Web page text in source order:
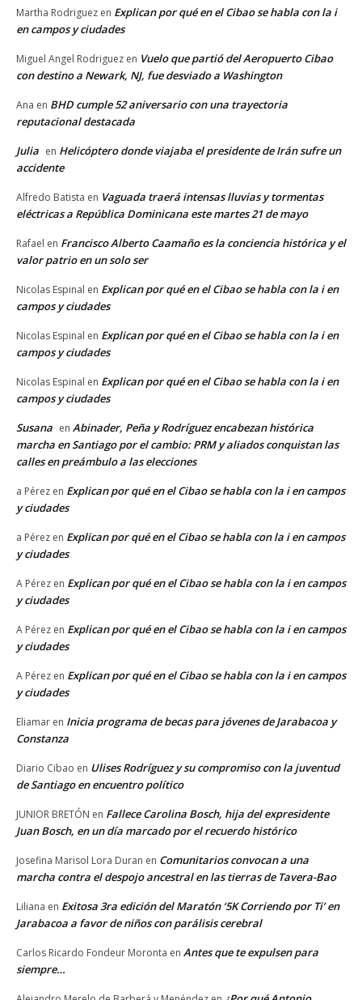
Martha Rodriguez en Explican por qué en el Cibao se habla con la i
en campos y ciudades
Miguel Angel Rodriguez en Vuelo que partió del Aeropuerto Cibao
con destino a Newark, NJ, fue desviado a Washington
Ana en BHD cumple 52 aniversario con una trayectoria
reputacional destacada
Julia en Helicóptero donde viajaba el presidente de Irán sufre un
accidente
Alfredo Batista en Vaguada traerá intensas lluvias y tormentas
eléctricas a República Dominicana este martes 21 de mayo
Rafael en Francisco Alberto Caamaño es la conciencia histórica y el
valor patrio en un solo ser
Nicolas Espinal en Explican por qué en el Cibao se habla con la i en
campos y ciudades
Nicolas Espinal en Explican por qué en el Cibao se habla con la i en
campos y ciudades
Nicolas Espinal en Explican por qué en el Cibao se habla con la i en
campos y ciudades
Susana en Abinader, Peña y Rodríguez encabezan histórica
marcha en Santiago por el cambio: PRM y aliados conquistan las
calles en preámbulo a las elecciones
a Pérez en Explican por qué en el Cibao se habla con la i en campos
y ciudades
a Pérez en Explican por qué en el Cibao se habla con la i en campos
y ciudades
A Pérez en Explican por qué en el Cibao se habla con la i en campos
y ciudades
A Pérez en Explican por qué en el Cibao se habla con la i en campos
y ciudades
A Pérez en Explican por qué en el Cibao se habla con la i en campos
y ciudades
Eliamar en Inicia programa de becas para jóvenes de Jarabacoa y
Constanza
Diario Cibao en Ulises Rodríguez y su compromiso con la juventud
de Santiago en encuentro político
JUNIOR BRETÓN en Fallece Carolina Bosch, hija del expresidente
Juan Bosch, en un día marcado por el recuerdo histórico
Josefina Marisol Lora Duran en Comunitarios convocan a una
marcha contra el despojo ancestral en las tierras de Tavera-Bao
Liliana en Exitosa 3ra edición del Maratón ‘5K Corriendo por Ti’ en
Jarabacoa a favor de niños con parálisis cerebral
Carlos Ricardo Fondeur Moronta en Antes que te expulsen para
siempre…